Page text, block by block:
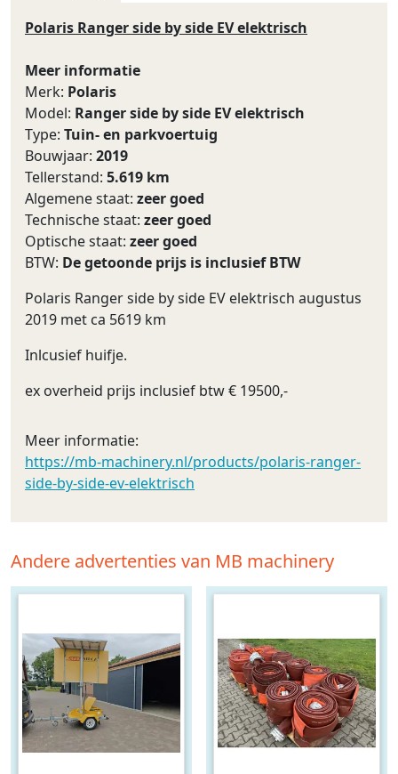
Polaris Ranger side by side EV elektrisch
Meer informatie
Merk: Polaris
Model: Ranger side by side EV elektrisch
Type: Tuin- en parkvoertuig
Bouwjaar: 2019
Tellerstand: 5.619 km
Algemene staat: zeer goed
Technische staat: zeer goed
Optische staat: zeer goed
BTW: De getoonde prijs is inclusief BTW
Polaris Ranger side by side EV elektrisch augustus
2019 met ca 5619 km
Inlcusief huifje.
ex overheid prijs inclusief btw € 19500,-
Meer informatie:
https://mb-machinery.nl/products/polaris-ranger-
side-by-side-ev-elektrisch
Andere advertenties van MB machinery